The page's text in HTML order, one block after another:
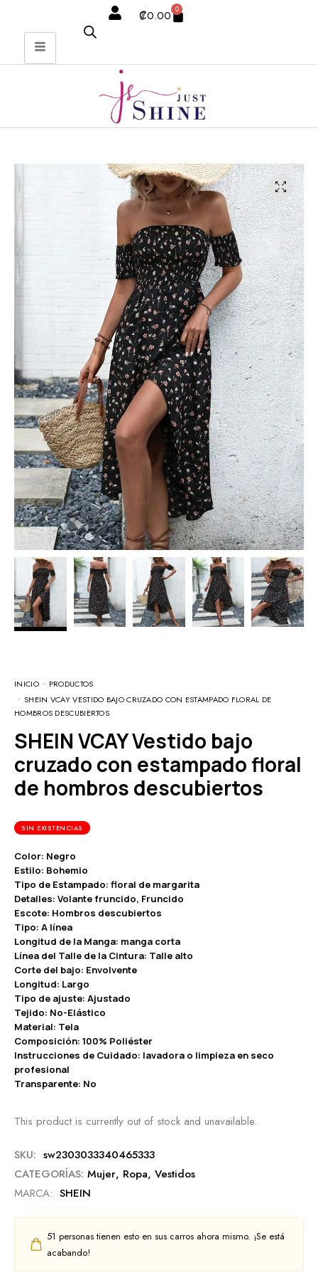
₡0.00 0
INICIO
PRODUCTOS
SHEIN VCAY VESTIDO BAJO CRUZADO CON ESTAMPADO FLORAL DE
HOMBROS DESCUBIERTOS
SHEIN VCAY Vestido bajo
cruzado con estampado floral
de hombros descubiertos
SIN EXISTENCIAS
Color: Negro
Estilo: Bohemio
Tipo de Estampado: floral de margarita
Detalles: Volante fruncido, Fruncido
Escote: Hombros descubiertos
Tipo: A línea
Longitud de la Manga: manga corta
Línea del Talle de la Cintura: Talle alto
Corte del bajo: Envolvente
Longitud: Largo
Tipo de ajuste: Ajustado
Tejido: No-Elástico
Material: Tela
Composición: 100% Poliéster
Instrucciones de Cuidado: lavadora o limpieza en seco
profesional
Transparente: No
This product is currently out of stock and unavailable.
SKU: sw2303033340465333
CATEGORÍAS: Mujer, Ropa, Vestidos
MARCA: SHEIN
51 personas tienen esto en sus carros ahora mismo. ¡Se está
acabando!